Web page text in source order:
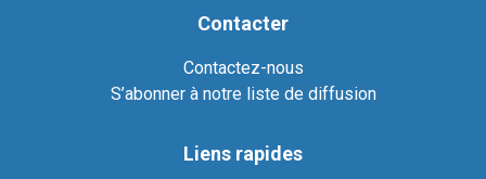
Contacter
Contactez-nous
S’abonner à notre liste de diffusion
Liens rapides